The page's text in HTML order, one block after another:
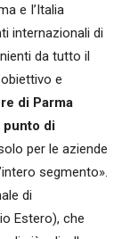
e I’Italia
internazionali di
da tutto il
e
di Parma
punto di
per le aziende
segmento».
di
Estero), che